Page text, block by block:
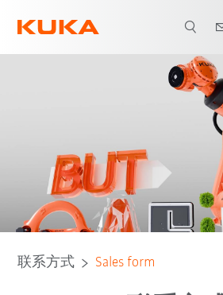
联系方式 Sales form